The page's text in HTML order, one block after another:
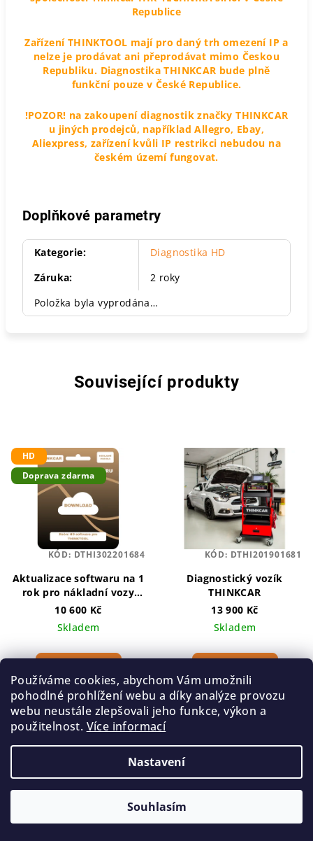
Používáme cookies, abychom Vám umožnili
pohodlné prohlížení webu a díky analýze provozu
webu neustále zlepšovali jeho funkce, výkon a
použitelnost. Více informací
Nastavení
Souhlasím
Republice
Zařízení THINKTOOL mají pro daný trh omezení IP a
nelze je prodávat ani přeprodávat mimo Českou
Republiku. Diagnostika THINKCAR bude plně
funkční pouze v České Republice.
!POZOR! na zakoupení diagnostik značky THINKCAR
u jiných prodejců, například Allegro, Ebay,
Aliexpress, zařízení kvůli IP restrikci nebudou na
českém území fungovat.
Doplňkové parametry
Kategorie:
Diagnostika HD
Záruka:
2 roky
Položka byla vyprodána…
Související produkty
HD
Doprava zdarma
Aktualizace softwaru na 1
rok pro nákladní vozy
přístrojů THINKTOOL
10 600 Kč
Skladem
Roční aktualizace pro
nákladní vozy HD pro
přístroje THINKTOOL.
KÓD: DTHI302201684
Diagnostický vozík
THINKCAR
13 900 Kč
Skladem
Diagnostický vozík
THINKCAR je praktický a
navržený pro organizaci a
diagnostického vybavení v
dílně. S pevnými koly a
KÓD: DTHI201901681